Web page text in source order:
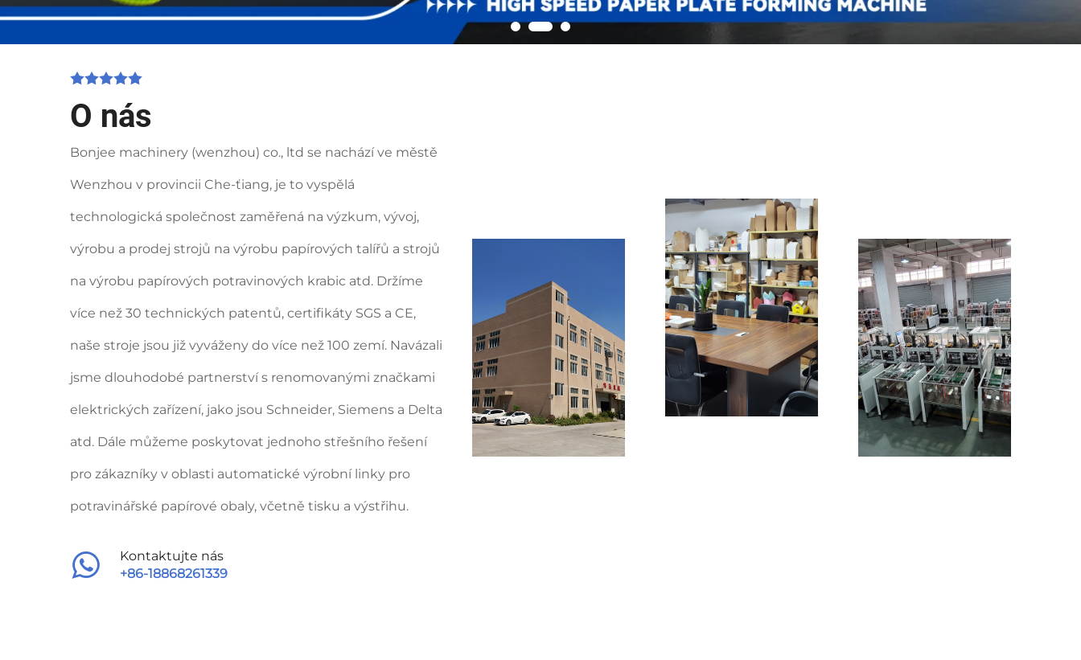
O nás
Bonjee machinery (wenzhou) co., ltd se nachází ve městě
Wenzhou v provincii Che-ťiang, je to vyspělá
technologická společnost zaměřená na výzkum, vývoj,
výrobu a prodej strojů na výrobu papírových talířů a strojů
na výrobu papírových potravinových krabic atd. Držíme
více než 30 technických patentů, certifikáty SGS a CE,
naše stroje jsou již vyváženy do více než 100 zemí. Navázali
jsme dlouhodobé partnerství s renomovanými značkami
elektrických zařízení, jako jsou Schneider, Siemens a Delta
atd. Dále můžeme poskytovat jednoho střešního řešení
pro zákazníky v oblasti automatické výrobní linky pro
potravinářské papírové obaly, včetně tisku a výstřihu.
+86-18868261339